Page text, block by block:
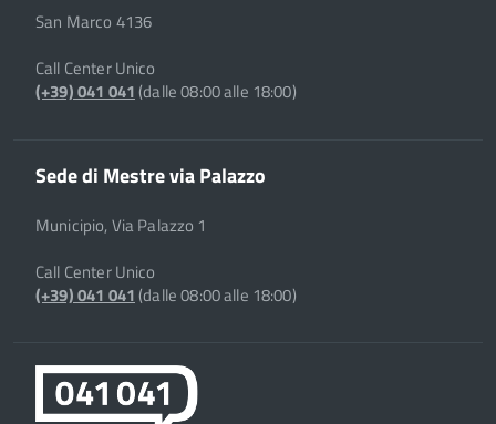
San Marco 4136
Call Center Unico
(+39) 041 041(dalle 08:00 alle 18:00)
Sede di Mestre via Palazzo
Municipio, Via Palazzo 1
Call Center Unico
(+39) 041 041(dalle 08:00 alle 18:00)